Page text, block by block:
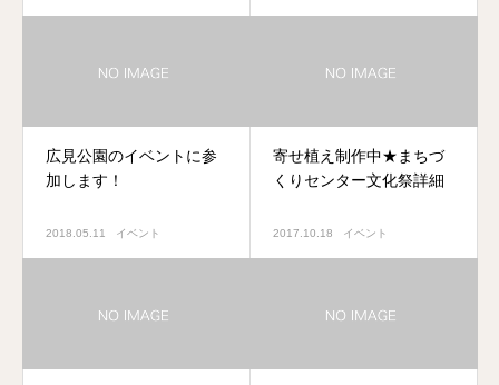
広見公園のイベントに参
加します！
2018.05.11 イベント
寄せ植え制作中★まちづ
くりセンター文化祭詳細
2017.10.18 イベント